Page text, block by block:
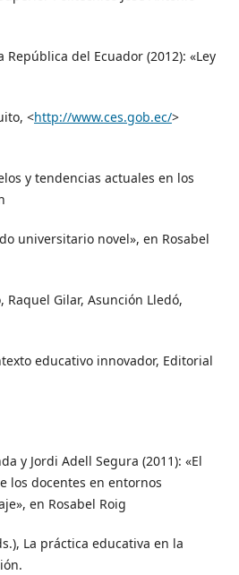
del Ecuador (2012): «Ley
<http://www.ces.gob.ec/>
y tendencias actuales en los
universitario novel», en Rosabel
Raquel Gilar, Asunción Lledó,
educativo innovador, Editorial
y Jordi Adell Segura (2011): «El
los docentes en entornos
en Rosabel Roig
La práctica educativa en la